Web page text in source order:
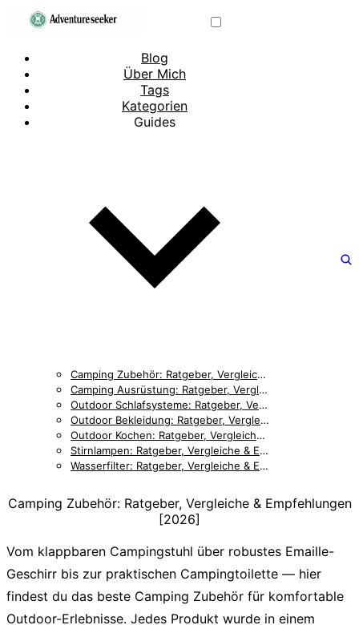
Blog
Über Mich
Tags
Kategorien
Guides
Camping Zubehör: Ratgeber, Vergleiche & Empfehlungen [2026]
Camping Ausrüstung: Ratgeber, Vergleiche & Empfehlungen [2026]
Outdoor Schlafsysteme: Ratgeber, Vergleiche & Empfehlungen [2026]
Outdoor Bekleidung: Ratgeber, Vergleiche & Empfehlungen [2026]
Outdoor Kochen: Ratgeber, Vergleiche & Empfehlungen [2026]
Stirnlampen: Ratgeber, Vergleiche & Empfehlungen [2026]
Wasserfilter: Ratgeber, Vergleiche & Empfehlungen [2026]
Camping Zubehör: Ratgeber, Vergleiche & Empfehlungen
[2026]
Vom klappbaren Campingstuhl über robustes Emaille-
Geschirr bis zur praktischen Campingtoilette — hier
findest du das beste Camping Zubehör für komfortable
Outdoor-Erlebnisse. Jedes Produkt wurde in einem